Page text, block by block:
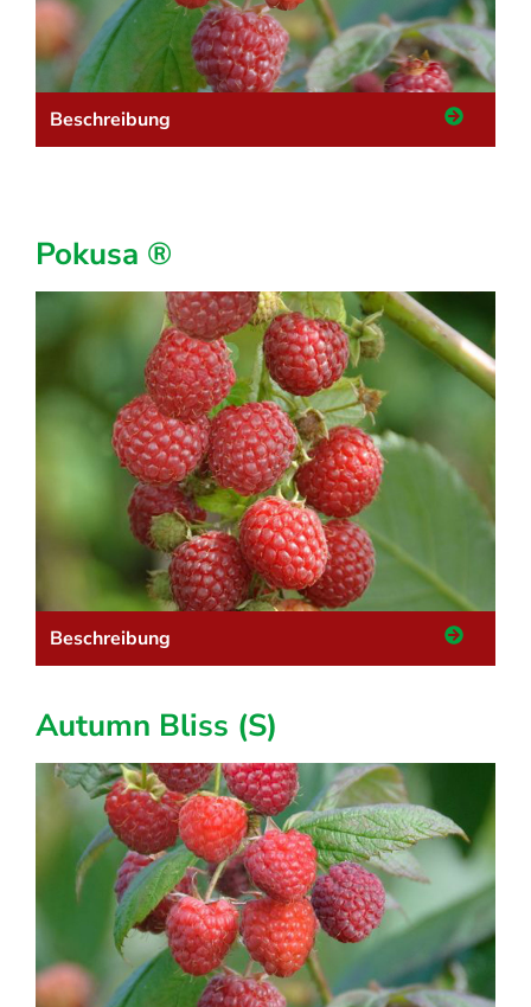
Beschreibung
Pokusa ®
Beschreibung
Autumn Bliss (S)